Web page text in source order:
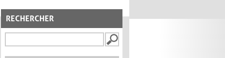
RECHERCHER